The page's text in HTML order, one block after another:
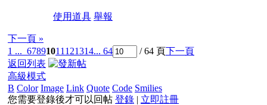
使用道具 舉報
下一頁 »
1 ... 67891011 121314... 64 / 64 頁下一頁
返回列表
高級模式
B Color Image Link Quote Code Smilies
您需要登錄後才可以回帖 登錄 | 立即註冊